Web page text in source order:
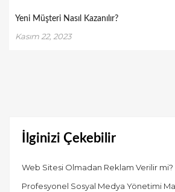
Yeni Müşteri Nasıl Kazanılır?
Kasım 22, 2023
İlginizi Çekebilir
Web Sitesi Olmadan Reklam Verilir mi?
Profesyonel Sosyal Medya Yönetimi